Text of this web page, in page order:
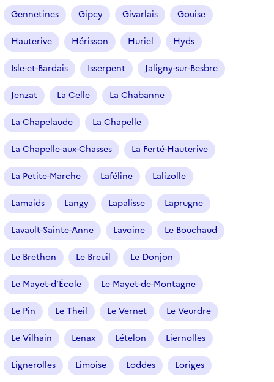
Gennetines Gipcy Givarlais Gouise
Hauterive Hérisson Huriel Hyds
Isle-et-Bardais Isserpent Jaligny-sur-Besbre
Jenzat La Celle La Chabanne
La Chapelaude La Chapelle
La Chapelle-aux-Chasses La Ferté-Hauterive
La Petite-Marche Laféline Lalizolle
Lamaids Langy Lapalisse Laprugne
Lavault-Sainte-Anne Lavoine Le Bouchaud
Le Brethon Le Breuil Le Donjon
Le Mayet-d’École Le Mayet-de-Montagne
Le Pin Le Theil Le Vernet Le Veurdre
Le Vilhain Lenax Lételon Liernolles
Lignerolles Limoise Loddes Loriges